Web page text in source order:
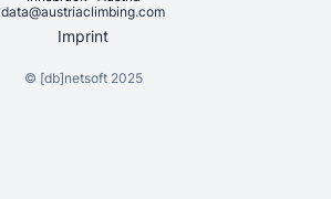
data@austriaclimbing.com
Imprint
© [db]netsoft2025